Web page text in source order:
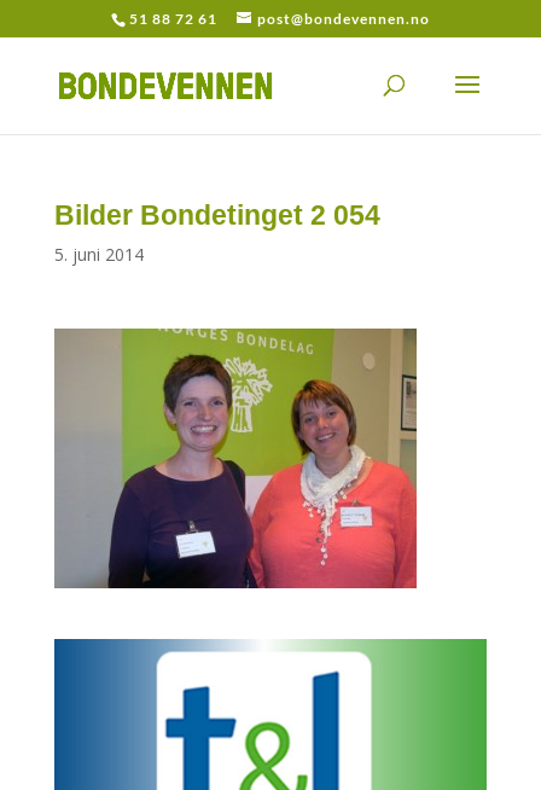
51 88 72 61 post@bondevennen.no
Bilder Bondetinget 2 054
5. juni 2014